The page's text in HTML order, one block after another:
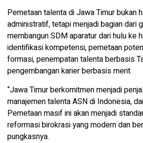
Pemetaan talenta di Jawa Timur bukan
administratif, tetapi menjadi bagian dari
membangun SDM aparatur dari hulu ke
identifikasi kompetensi, pemetaan
formasi, penempatan talenta berbasis
pengembangan karier berbasis merit.
“Jawa Timur berkomitmen menjadi
manajemen talenta ASN di Indonesia,
Pemetaan masif ini akan menjadi
reformasi birokrasi yang modern dan
pungkasnya.